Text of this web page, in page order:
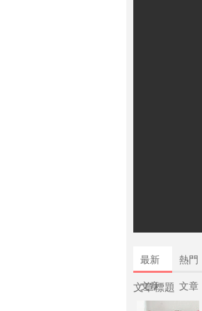
最新
文章
熱門
文章
文章標題